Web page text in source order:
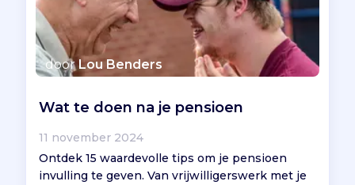
doorLou Benders
Wat te doen na je pensioen
11 november 2024
Ontdek 15 waardevolle tips om je pensioen
invulling te geven. Van vrijwilligerswerk met je